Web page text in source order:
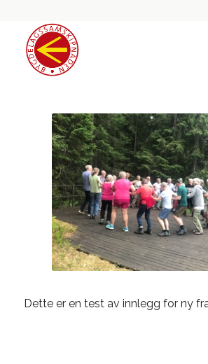
Dette er en test av innlegg for ny